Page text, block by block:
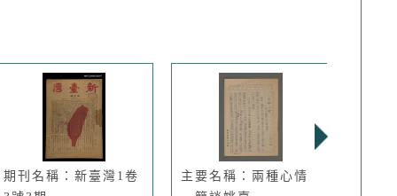
期刊名稱：新臺灣1卷
主要名稱：兩種心情